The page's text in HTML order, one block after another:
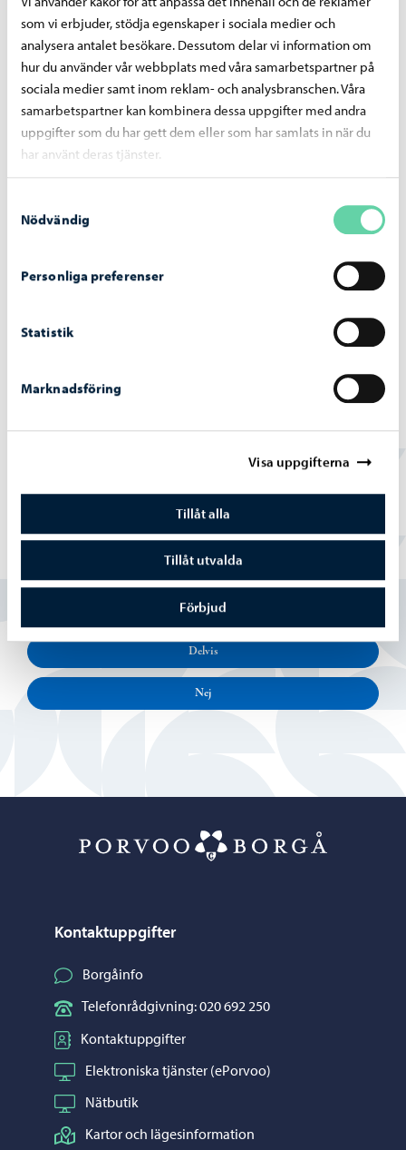
som vi erbjuder, stödja egenskaper i sociala medier och
analysera antalet besökare. Dessutom delar vi information om
hur du använder vår webbplats med våra samarbetspartner på
sociala medier samt inom reklam- och analysbranschen. Våra
samarbetspartner kan kombinera dessa uppgifter med andra
uppgifter som du har gett dem eller som har samlats in när du
har använt deras tjänster.
Nödvändig
Personliga preferenser
Statistik
Marknadsföring
Visa uppgifterna
Tillåt alla
Tillåt utvalda
Förbjud
Nätverkssäkerheten för elevernas datorer
stärks med en tjänst som blockerar skadliga
webbplatser
Svenskspråkiga utbildningssektionens möte
Nämnden för växande och lärande behandlar
Hittade du vad du sökte?
Ja
Delvis
Nej
Kontaktuppgifter
Borgåinfo
Telefonrådgivning: 020 692 250
Kontaktuppgifter
Elektroniska tjänster (ePorvoo)
Nätbutik
Kartor och lägesinformation